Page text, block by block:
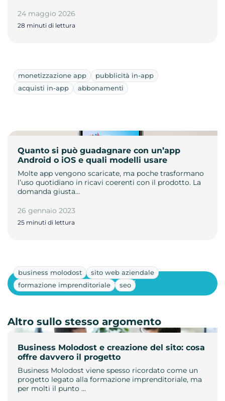
24 maggio 2026
28 minuti di lettura
monetizzazione app
pubblicità in-app
acquisti in-app
abbonamenti
Quanto si può guadagnare con un’app
Android o iOS e quali modelli usare
Molte app vengono scaricate, ma poche trasformano
l’uso quotidiano in ricavi coerenti con il prodotto. La
domanda giusta…
26 gennaio 2023
25 minuti di lettura
business molodost
sito web aziendale
formazione imprenditoriale
seo
Business Molodost e creazione del sito: cosa
offre davvero il progetto
Business Molodost viene spesso ricordato come un
progetto legato alla formazione imprenditoriale, ma
per molti il punto …
Mostra altri
Altro sullo stesso argomento